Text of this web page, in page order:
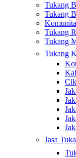
Tukang
Tukang
Tukang
Tukang
Tukang
Jasa